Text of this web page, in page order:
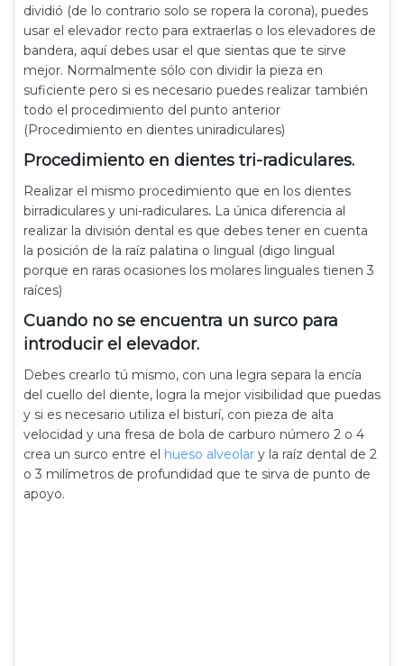
dividió (de lo contrario solo se ropera la corona), puedes
usar el elevador recto para extraerlas o los elevadores de
bandera, aquí debes usar el que sientas que te sirve
mejor. Normalmente sólo con dividir la pieza en
suficiente pero si es necesario puedes realizar también
todo el procedimiento del punto anterior
(Procedimiento en dientes uniradiculares)
Procedimiento en dientes tri-radiculares.
Realizar el mismo procedimiento que en los dientes
birradiculares y uni-radiculares. La única diferencia al
realizar la división dental es que debes tener en cuenta
la posición de la raíz palatina o lingual (digo lingual
porque en raras ocasiones los molares linguales tienen 3
raíces)
Cuando no se encuentra un surco para
introducir el elevador.
Debes crearlo tú mismo, con una legra separa la encía
del cuello del diente, logra la mejor visibilidad que puedas
y si es necesario utiliza el bisturí, con pieza de alta
velocidad y una fresa de bola de carburo número 2 o 4
crea un surco entre el hueso alveolar y la raíz dental de 2
o 3 milímetros de profundidad que te sirva de punto de
apoyo.